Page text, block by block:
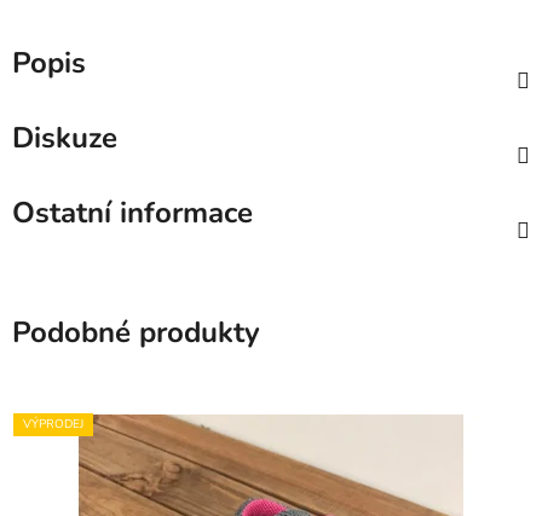
Popis
Diskuze
Ostatní informace
Podobné produkty
VÝPRODEJ